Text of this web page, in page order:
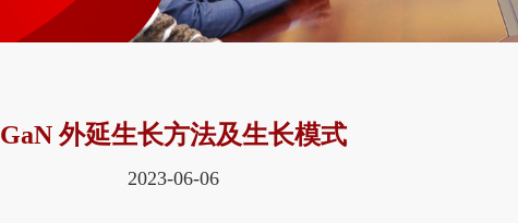
GaN 外延生长方法及生长模式
2023-06-06